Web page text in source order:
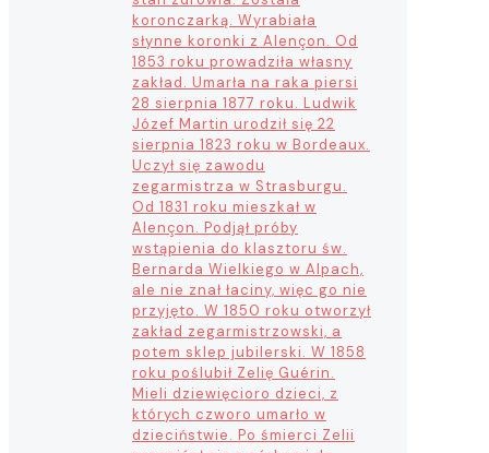
koronczarką. Wyrabiała
słynne koronki z Alençon. Od
1853 roku prowadziła własny
zakład. Umarła na raka piersi
28 sierpnia 1877 roku. Ludwik
Józef Martin urodził się 22
sierpnia 1823 roku w Bordeaux.
Uczył się zawodu
zegarmistrza w Strasburgu.
Od 1831 roku mieszkał w
Alençon. Podjął próby
wstąpienia do klasztoru św.
Bernarda Wielkiego w Alpach,
ale nie znał łaciny, więc go nie
przyjęto. W 1850 roku otworzył
zakład zegarmistrzowski, a
potem sklep jubilerski. W 1858
roku poślubił Zelię Guérin.
Mieli dziewięcioro dzieci, z
których czworo umarło w
dzieciństwie. Po śmierci Zelii